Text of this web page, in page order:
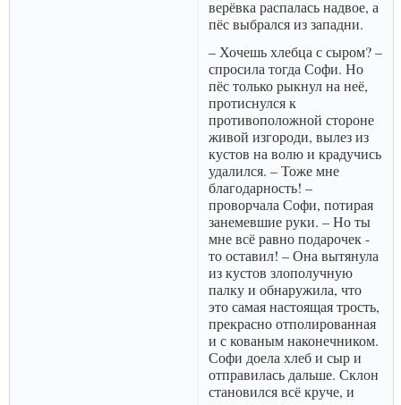
верёвка распалась надвое, а
пёс выбрался из западни.
– Хочешь хлебца с сыром? –
спросила тогда Софи. Но
пёс только рыкнул на неё,
протиснулся к
противоположной стороне
живой изгороди, вылез из
кустов на волю и крадучись
удалился. – Тоже мне
благодарность! –
проворчала Софи, потирая
занемевшие руки. – Но ты
мне всё равно подарочек -
то оставил! – Она вытянула
из кустов злополучную
палку и обнаружила, что
это самая настоящая трость,
прекрасно отполированная
и с кованым наконечником.
Софи доела хлеб и сыр и
отправилась дальше. Склон
становился всё круче, и